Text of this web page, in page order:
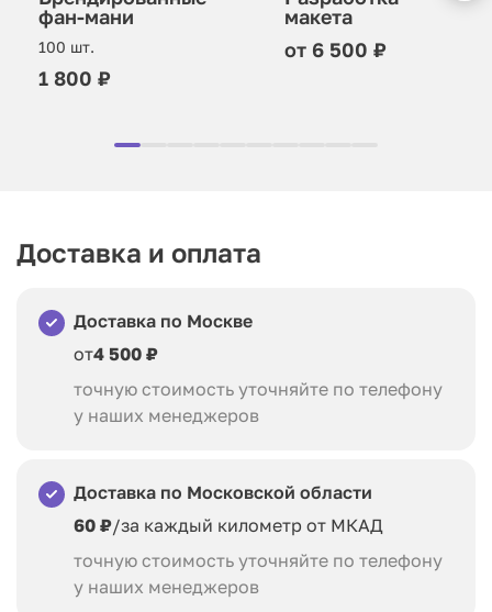
фан-мани
100 шт.
1 800 ₽
макета
от 6 500 ₽
Доставка и оплата
Доставка по Москве
от4 500 ₽
точную стоимость уточняйте по телефону
у наших менеджеров
Доставка по Московской области
60 ₽/за каждый километр от МКАД
точную стоимость уточняйте по телефону
у наших менеджеров